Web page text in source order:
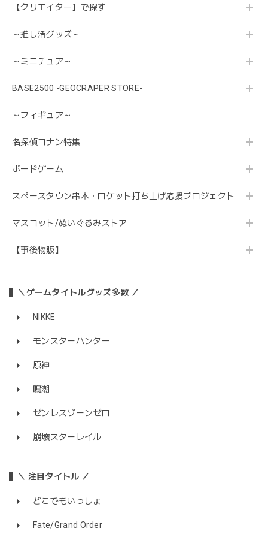
【クリエイター】で探す
～推し活グッズ～
～ミニチュア～
BASE2500 -GEOCRAPER STORE-
～フィギュア～
名探偵コナン特集
ボードゲーム
スペースタウン串本・ロケット打ち上げ応援プロジェクト
マスコット/ぬいぐるみストア
【事後物販】
＼ゲームタイトルグッズ多数 ／
NIKKE
モンスターハンター
原神
鳴潮
ゼンレスゾーンゼロ
崩壊スターレイル
＼ 注目タイトル ／
どこでもいっしょ
Fate/Grand Order